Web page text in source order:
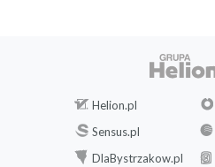
Helion.pl
Sensus.pl
DlaBystrzakow.pl